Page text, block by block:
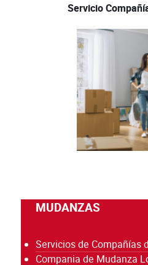
Servicio
MUDANZAS
Servicios de Compañías
Compania de Mudanza